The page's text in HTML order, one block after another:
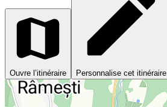
Ouvre l’itinéraire Personnalise cet itinéraire